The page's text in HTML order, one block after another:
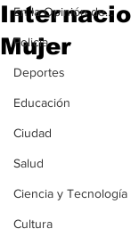
En la Opinión de...
Policía
Deportes
Educación
Ciudad
Salud
Ciencia y Tecnología
Cultura
Mujer